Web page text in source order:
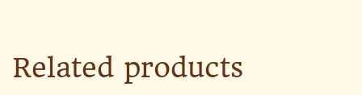
Related products